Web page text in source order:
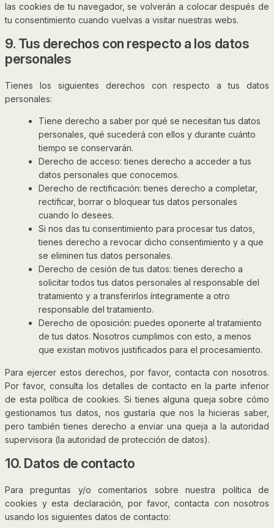
las cookies de tu navegador, se volverán a colocar después de
tu consentimiento cuando vuelvas a visitar nuestras webs.
9. Tus derechos con respecto a los datos
personales
Tienes los siguientes derechos con respecto a tus datos
personales:
Tiene derecho a saber por qué se necesitan tus datos
personales, qué sucederá con ellos y durante cuánto
tiempo se conservarán.
Derecho de acceso: tienes derecho a acceder a tus
datos personales que conocemos.
Derecho de rectificación: tienes derecho a completar,
rectificar, borrar o bloquear tus datos personales
cuando lo desees.
Si nos das tu consentimiento para procesar tus datos,
tienes derecho a revocar dicho consentimiento y a que
se eliminen tus datos personales.
Derecho de cesión de tus datos: tienes derecho a
solicitar todos tus datos personales al responsable del
tratamiento y a transferirlos íntegramente a otro
responsable del tratamiento.
Derecho de oposición: puedes oponerte al tratamiento
de tus datos. Nosotros cumplimos con esto, a menos
que existan motivos justificados para el procesamiento.
Para ejercer estos derechos, por favor, contacta con nosotros.
Por favor, consulta los detalles de contacto en la parte inferior
de esta política de cookies. Si tienes alguna queja sobre cómo
gestionamos tus datos, nos gustaría que nos la hicieras saber,
pero también tienes derecho a enviar una queja a la autoridad
supervisora (la autoridad de protección de datos).
10. Datos de contacto
Para preguntas y/o comentarios sobre nuestra política de
cookies y esta declaración, por favor, contacta con nosotros
usando los siguientes datos de contacto: